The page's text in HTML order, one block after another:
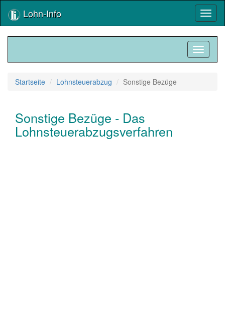
Lohn-Info
Toggle
Startseite Lohnsteuerabzug Sonstige Bezüge
Sonstige Bezüge - Das
Lohnsteuerabzugsverfahren